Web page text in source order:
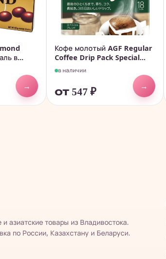
в...
→
Кофе молотый AGF Regular
Coffee Drip Pack Special...
в наличии
от 547 ₽
→
и азиатские товары из Владивостока.
по России, Казахстану и Беларуси.